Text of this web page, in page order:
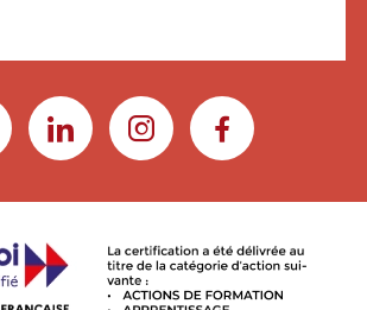
LINKEDININSTAGRAMFACEBOOK